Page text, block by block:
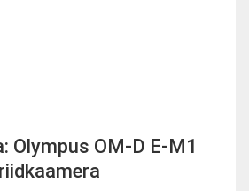
Olympus OM-D E-M1